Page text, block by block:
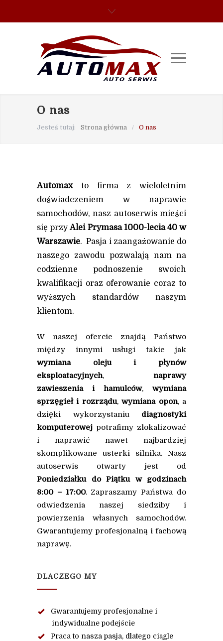
O nas
Jesteś tutaj: Strona główna / O nas
Automaxto firma z wieloletnim
doświadczeniem w naprawie
samochodów, nasz autoserwis mieści
się przyAlei Prymasa 1000-lecia 40 w
Warszawie. Pasja i zaangażowanie do
naszego zawodu pozwalają nam na
codzienne podnoszenie swoich
kwalifikacji oraz oferowanie coraz to
wyższych standardów naszym
klientom.
W naszej ofercie znajdą Państwo
między innymi usługi takie jak
wymiana oleju i płynów
eksploatacyjnych, naprawy
zawieszenia i hamulców, wymiana
sprzęgieł i rozrządu,wymiana opon, a
dzięki wykorzystaniu diagnostyki
komputerowej potrafimy zlokalizować
i naprawić nawet najbardziej
skomplikowane usterki silnika. Nasz
autoserwis otwarty jest od
Poniedziałku do Piątku w godzinach
8:00 – 17:00. Zapraszamy Państwa do
odwiedzenia naszej siedziby i
powierzenia własnych samochodów.
Gwarantujemy profesjonalną i fachową
naprawę.
DLACZEGO MY
Gwarantujemy profesjonalne i
indywidualne podejście
Praca to nasza pasja, dlatego ciągle